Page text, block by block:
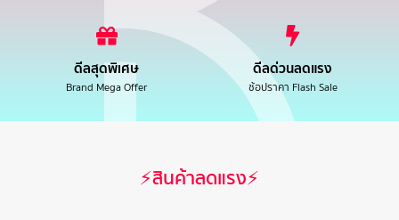
ดีลสุดพิเศษ
Brand Mega Offer
ดีลด่วนลดแรง
ช้อปราคา Flash Sale
⚡สินค้าลดแรง⚡